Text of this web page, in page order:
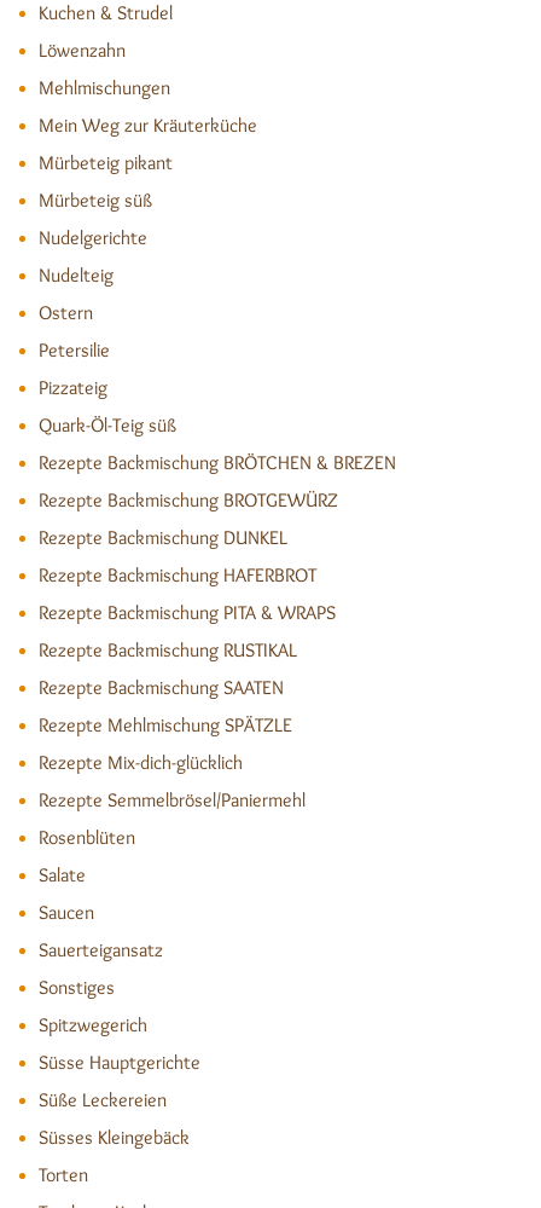
Kuchen & Strudel
Löwenzahn
Mehlmischungen
Mein Weg zur Kräuterküche
Mürbeteig pikant
Mürbeteig süß
Nudelgerichte
Nudelteig
Ostern
Petersilie
Pizzateig
Quark-Öl-Teig süß
Rezepte Backmischung BRÖTCHEN & BREZEN
Rezepte Backmischung BROTGEWÜRZ
Rezepte Backmischung DUNKEL
Rezepte Backmischung HAFERBROT
Rezepte Backmischung PITA & WRAPS
Rezepte Backmischung RUSTIKAL
Rezepte Backmischung SAATEN
Rezepte Mehlmischung SPÄTZLE
Rezepte Mix-dich-glücklich
Rezepte Semmelbrösel/Paniermehl
Rosenblüten
Salate
Saucen
Sauerteigansatz
Sonstiges
Spitzwegerich
Süsse Hauptgerichte
Süße Leckereien
Süsses Kleingebäck
Torten